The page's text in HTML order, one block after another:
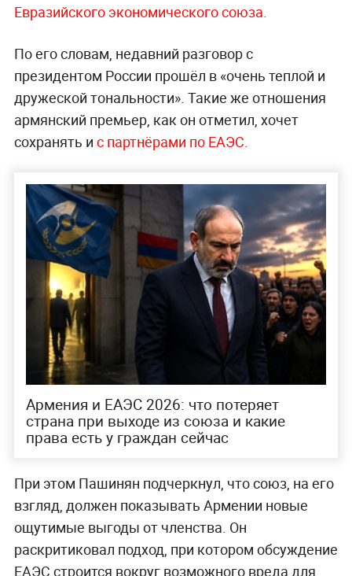
Евразийского экономического союза.
По его словам, недавний разговор с
президентом России прошёл в «очень теплой и
дружеской тональности». Такие же отношения
армянский премьер, как он отметил, хочет
сохранять и с партнёрами по ЕАЭС.
Армения и ЕАЭС 2026: что потеряет
страна при выходе из союза и какие
права есть у граждан сейчас
При этом Пашинян подчеркнул, что союз, на его
взгляд, должен показывать Армении новые
ощутимые выгоды от членства. Он
раскритиковал подход, при котором обсуждение
ЕАЭС строится вокруг возможного вреда для